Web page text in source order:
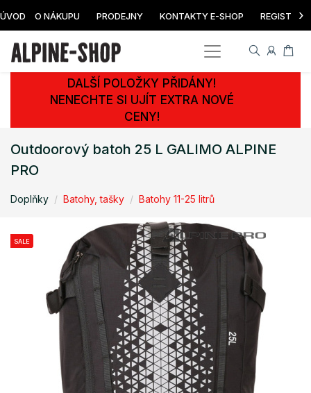
ÚVOD O NÁKUPU PRODEJNY KONTAKTY E-SHOP ›
DALŠÍ POLOŽKY PŘIDÁNY!
NENECHTE SI UJÍT EXTRA NOVÉ
CENY!
Outdoorový batoh 25 L GALIMO ALPINE
PRO
Doplňky Batohy, tašky Batohy 11-25 litrů
SALE